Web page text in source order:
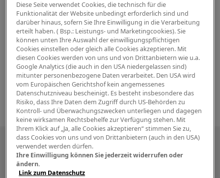
Besuchen Sie uns auch in den sozialen
Medien
Diese Seite verwendet Cookies, die technisch für die
Funktionalität der Website unbedingt erforderlich sind und
darüber hinaus, sofern Sie Ihre Einwilligung in die Verarbeitung
erteilt haben. ( Bsp.: Leistungs- und Marketingcookies). Sie
können unten Ihre Auswahl der einwilligungspflichtigen
Cookies einstellen oder gleich alle Cookies akzeptieren. Mit
diesen Cookies werden von uns und von Drittanbietern wie u.a.
Google Analytics (die auch in den USA niedergelassen sind)
mitunter personenbezogene Daten verarbeitet. Den USA wird
vom Europäischen Gerichtshof kein angemessenes
Datenschutzniveau bescheinigt. Es besteht insbesondere das
Risiko, dass Ihre Daten dem Zugriff durch US-Behörden zu
Kontroll- und Überwachungszwecken unterliegen und dagegen
keine wirksamen Rechtsbehelfe zur Verfügung stehen. Mit
Ihrem Klick auf „Ja, alle Cookies akzeptieren“ stimmen Sie zu,
dass Cookies von uns und von Drittanbietern (auch in den USA)
verwendet werden dürfen.
Ihre Einwilligung können Sie jederzeit widerrufen oder
ändern.
Link zum Datenschutz